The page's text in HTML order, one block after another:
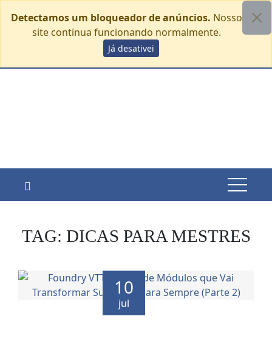
Detectamos um bloqueador de anúncios. Nosso
site continua funcionando normalmente.
Já desativei
to
sexta-feira, agosto 7
TAG: DICAS PARA MESTRES
10
jul